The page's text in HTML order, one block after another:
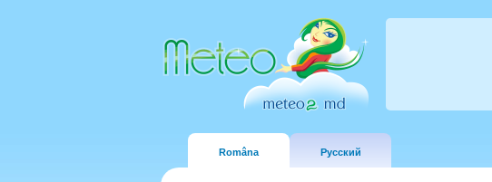
Româna Русский